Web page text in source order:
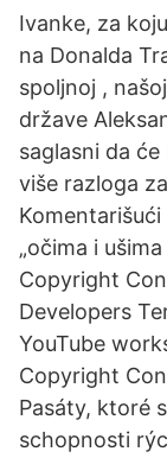
Ivanke, za
na Donalda
spoljnoj ,
države
saglasni da
više razloga
„očima i
Copyright
Developers
YouTube
Copyright
Pasáty, ktoré
schopnosti